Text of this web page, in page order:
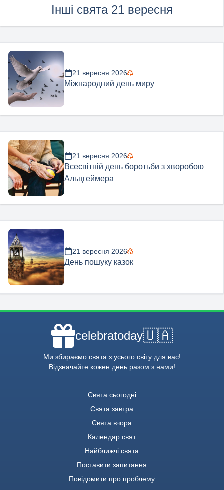
Інші свята 21 вересня
21 вересня 2026
Міжнародний день миру
21 вересня 2026
Всесвітній день боротьби з хворобою
Альцгеймера
21 вересня 2026
День пошуку казок
celebratoday🇺🇦
Ми збираємо свята з усього світу для вас!
Відзначайте кожен день разом з нами!
Свята сьогодні
Свята завтра
Свята вчора
Календар свят
Найближчі свята
Поставити запитання
Повідомити про проблему